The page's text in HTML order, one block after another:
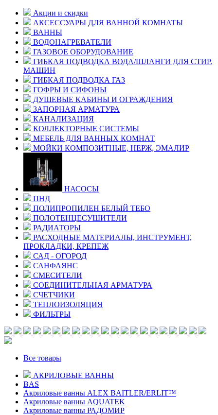
Акции и скидки
АКСЕССУАРЫ ДЛЯ ВАННОЙ КОМНАТЫ
ВАННЫ
ВОДОНАГРЕВАТЕЛИ
ГАЗОВОЕ ОБОРУДОВАНИЕ
ГИБКАЯ ПОДВОДКА ВОДА/ШЛАНГИ ДЛЯ СТИР.
МАШИН
ГИБКАЯ ПОДВОДКА ГАЗ
ГОФРЫ И СИФОНЫ
ДУШЕВЫЕ КАБИНЫ И ОГРАЖДЕНИЯ
ЗАПОРНАЯ АРМАТУРА
КАНАЛИЗАЦИЯ
КОЛЛЕКТОРНЫЕ СИСТЕМЫ
МЕБЕЛЬ ДЛЯ ВАННЫХ КОМНАТ
МОЙКИ КОМПОЗИТНЫЕ, НЕРЖ, ЭМАЛИР
НАСОСЫ
ПНД
ПОЛИПРОПИЛЕН БЕЛЫЙ ТЕБО
ПОЛОТЕНЦЕСУШИТЕЛИ
РАДИАТОРЫ
РАСХОДНЫЕ МАТЕРИАЛЫ, ИНСТРУМЕНТ,
ПРОКЛАДКИ, КРЕПЕЖ
САД - ОГОРОД
САНФАЯНС
СМЕСИТЕЛИ
СОЕДИНИТЕЛЬНАЯ АРМАТУРА
СЧЕТЧИКИ
ТЕПЛОИЗОЛЯЦИЯ
ФИЛЬТРЫ
Все товары
АКРИЛОВЫЕ ВАННЫ
BAS
Акриловые ванны ALEX BAITLER/ERLIT™
Акриловые ванны AQUATEK
Акриловые ванны РАДОМИР